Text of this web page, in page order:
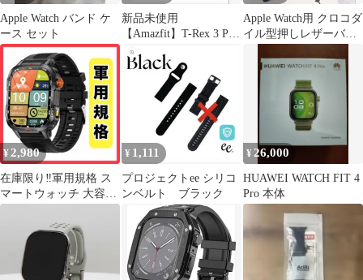
Apple Watch バンド ケ
ース セット
新品未使用
【Amazfit】T-Rex 3 Pro
48mm ブラックゴール
ド
Apple Watch用 クロコダ
イル型押しレザーバン
¥ 2,980
在庫限り‼️軍用規格 ス
マートウォッチ 大容量
バッテリー2.01インチ
¥ 1,111
プロジェクトee シリコ
ンベルト ブラック
¥ 26,000
HUAWEI WATCH FIT 4
Pro 本体